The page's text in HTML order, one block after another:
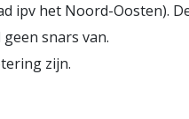
ipv het Noord-Oosten).
snars van.
zijn.